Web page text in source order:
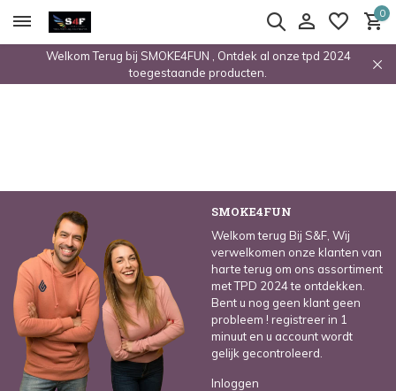
0
Welkom Terug bij SMOKE4FUN , Ontdek al onze tpd 2024
toegestaande producten.
SMOKE4FUN
Welkom terug Bij S&F, Wij
verwelkomen onze klanten van
harte terug om ons assortiment
met TPD 2024 te ontdekken.
Bent u nog geen klant geen
probleem ! registreer in 1
minuut en u account wordt
gelijk gecontroleerd.
Inloggen